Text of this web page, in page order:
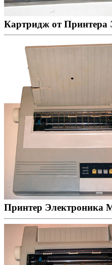
Картридж от Принтера
Принтер Электроника